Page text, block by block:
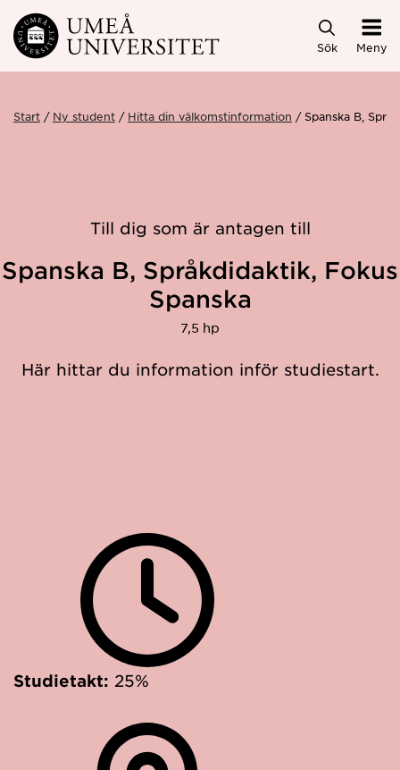
Hoppa direkt till innehållet
Sök Meny
Start Ny student Hitta din välkomstinformation Spanska B,
Till dig som är antagen till
Spanska B, Språkdidaktik, Fokus
Spanska
7,5 hp
Här hittar du information inför studiestart.
Studietakt: 25%